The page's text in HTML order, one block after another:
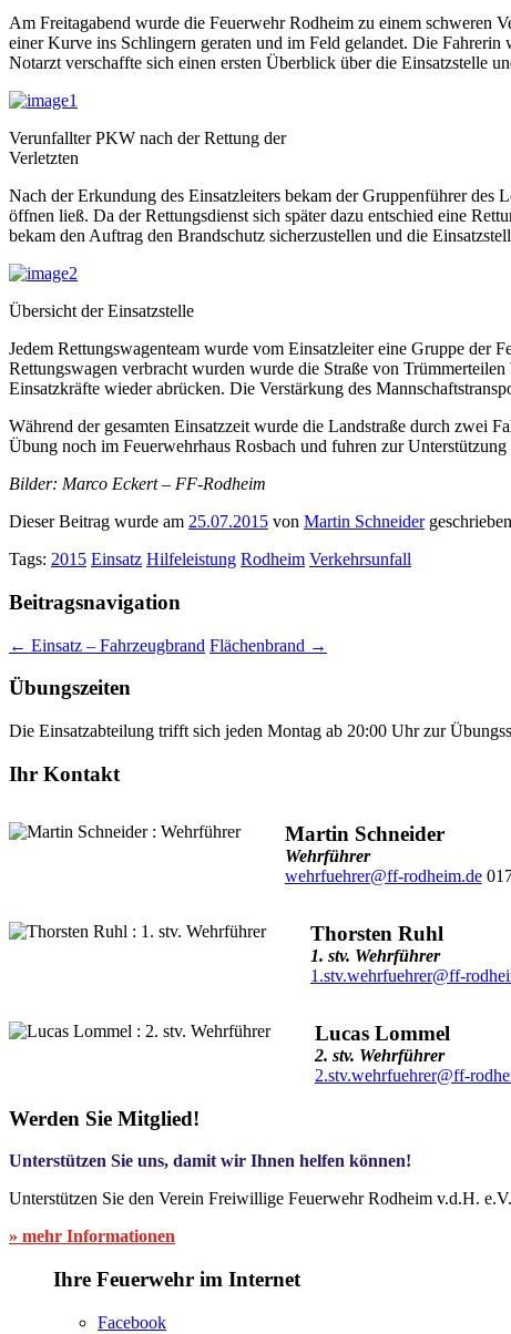
Am Freitagabend wurde die Feuerwehr Rodheim zu einem schweren
einer Kurve ins Schlingern geraten und im Feld gelandet. Die
Notarzt verschaffte sich einen ersten Überblick über die Einsatzstelle
Verunfallter PKW nach der Rettung der
Verletzten
Nach der Erkundung des Einsatzleiters bekam der Gruppenführer des
öffnen ließ. Da der Rettungsdienst sich später dazu entschied eine
bekam den Auftrag den Brandschutz sicherzustellen und die
Übersicht der Einsatzstelle
Jedem Rettungswagenteam wurde vom Einsatzleiter eine Gruppe der
Rettungswagen verbracht wurden wurde die Straße von
Einsatzkräfte wieder abrücken. Die Verstärkung des
Während der gesamten Einsatzzeit wurde die Landstraße durch zwei
Übung noch im Feuerwehrhaus Rosbach und fuhren zur
Bilder: Marco Eckert – FF-Rodheim
Dieser Beitrag wurde am 25.07.2015 von Martin Schneider
Tags: 2015 Einsatz Hilfeleistung Rodheim Verkehrsunfall
Beitragsnavigation
← Einsatz – Fahrzeugbrand Flächenbrand →
Übungszeiten
Die Einsatzabteilung trifft sich jeden Montag ab 20:00 Uhr zur
Ihr Kontakt
Martin Schneider
Wehrführer
wehrfuehrer@ff-rodheim.de
Thorsten Ruhl
1. stv. Wehrführer
1.stv.wehrfuehrer@ff-
Lucas Lommel
2. stv. Wehrführer
2.stv.wehrfuehrer@ff-
Werden Sie Mitglied!
Unterstützen Sie uns, damit wir Ihnen helfen können!
Unterstützen Sie den Verein Freiwillige Feuerwehr Rodheim v.d.H.
» mehr Informationen
Ihre Feuerwehr im Internet
Facebook